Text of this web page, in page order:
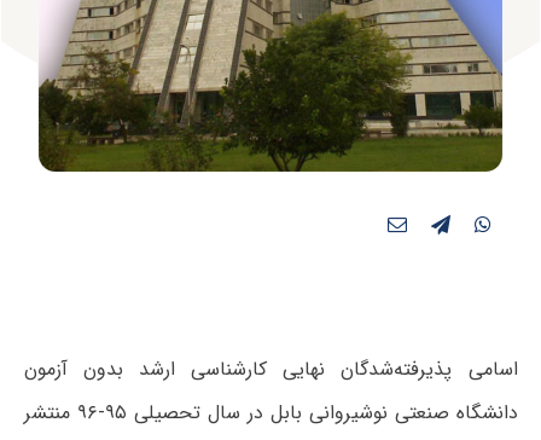
اسامی پذیرفته‌شدگان نهایی کارشناسی ارشد بدون آزمون
دانشگاه صنعتی نوشیروانی بابل در سال تحصیلی ۹۵-۹۶ منتشر